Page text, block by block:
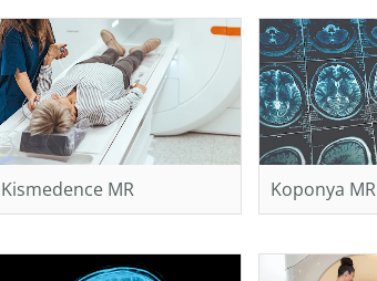
Kismedence MR Koponya MR